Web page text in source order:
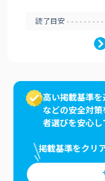
読了目安
高い掲載基準
などの安全対
者選びを安心し
掲載基準をクリ